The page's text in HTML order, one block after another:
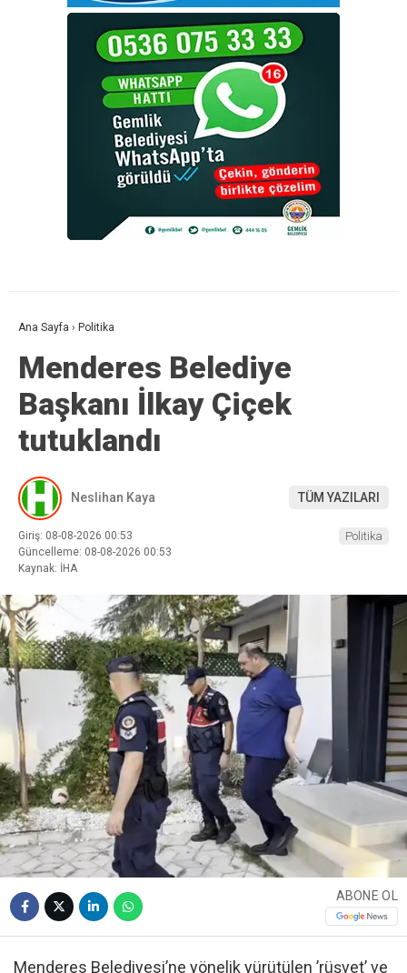
Ana Sayfa › Politika
Menderes Belediye
Başkanı İlkay Çiçek
tutuklandı
Neslihan Kaya TÜM YAZILARI
Giriş: 08-08-2026 00:53
Güncelleme: 08-08-2026 00:53
Kaynak: İHA
Politika
ABONE OL
Menderes Belediyesi’ne yönelik yürütülen ’rüşvet’ ve